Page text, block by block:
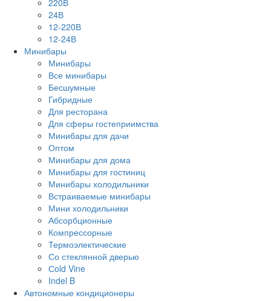
220В
24В
12-220В
12-24В
Минибары
Минибары
Все минибары
Бесшумные
Гибридные
Для ресторана
Для сферы гостеприимства
Минибары для дачи
Оптом
Минибары для дома
Минибары для гостиниц
Минибары холодильники
Встраиваемые минибары
Мини холодильники
Абсорбционные
Компрессорные
Термоэлектические
Со стеклянной дверью
Сold Vine
Indel B
Автономные кондиционеры